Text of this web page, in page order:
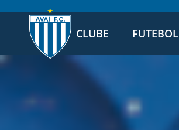
CLUBE FUTEBOL